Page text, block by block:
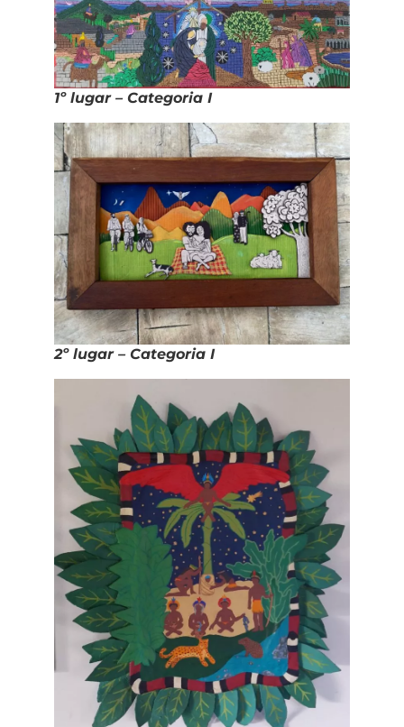
1º lugar – Categoria I
2º lugar – Categoria I